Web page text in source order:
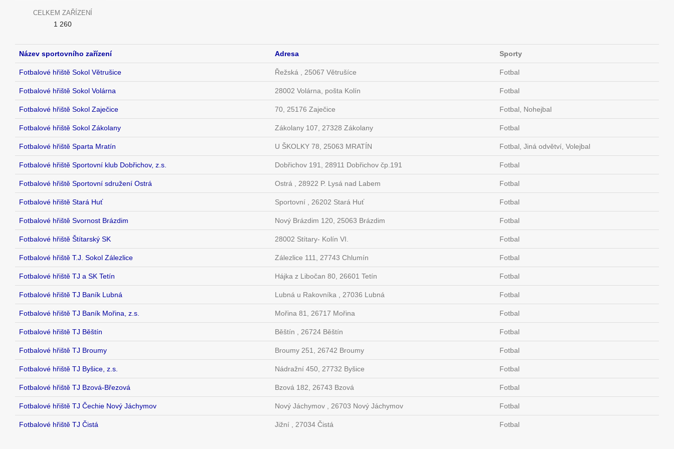
CELKEM ZAŘÍZENÍ
1 260
Název sportovního zařízení Adresa Sporty
Fotbalové hřiště Sokol Větrušice Řežská , 25067 Větrušíce Fotbal
Fotbalové hřiště Sokol Volárna 28002 Volárna, pošta Kolín Fotbal
Fotbalové hřiště Sokol Zaječice 70, 25176 Zaječice Fotbal, Nohejbal
Fotbalové hřiště Sokol Zákolany Zákolany 107, 27328 Zákolany Fotbal
Fotbalové hřiště Sparta Mratín U ŠKOLKY 78, 25063 MRATÍN Fotbal, Jiná odvětví, Volejbal
Fotbalové hřiště Sportovní klub Dobřichov, z.s. Dobřichov 191, 28911 Dobřichov čp.191 Fotbal
Fotbalové hřiště Sportovní sdružení Ostrá Ostrá , 28922 P. Lysá nad Labem Fotbal
Fotbalové hřiště Stará Huť Sportovní , 26202 Stará Huť Fotbal
Fotbalové hřiště Svornost Brázdim Nový Brázdim 120, 25063 Brázdim Fotbal
Fotbalové hřiště Štítarský SK 28002 Stítary- Kolín VI. Fotbal
Fotbalové hřiště T.J. Sokol Zálezlice Zálezlice 111, 27743 Chlumín Fotbal
Fotbalové hřiště TJ a SK Tetín Hájka z Libočan 80, 26601 Tetín Fotbal
Fotbalové hřiště TJ Baník Lubná Lubná u Rakovníka , 27036 Lubná Fotbal
Fotbalové hřiště TJ Baník Mořina, z.s. Mořina 81, 26717 Mořina Fotbal
Fotbalové hřiště TJ Běštín Běštín , 26724 Běštín Fotbal
Fotbalové hřiště TJ Broumy Broumy 251, 26742 Broumy Fotbal
Fotbalové hřiště TJ Byšice, z.s. Nádražní 450, 27732 Byšice Fotbal
Fotbalové hřiště TJ Bzová-Březová Bzová 182, 26743 Bzová Fotbal
Fotbalové hřiště TJ Čechie Nový Jáchymov Nový Jáchymov , 26703 Nový Jáchymov Fotbal
Fotbalové hřiště TJ Čistá Jižní , 27034 Čistá Fotbal